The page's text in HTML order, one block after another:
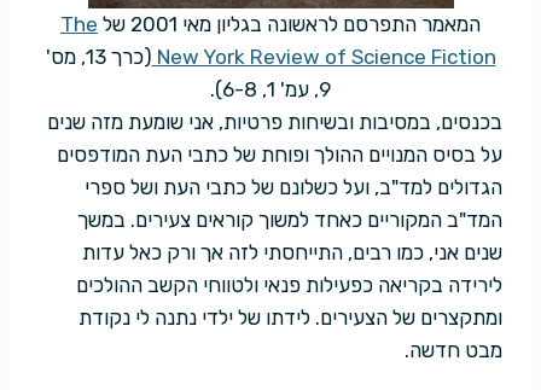
המאמר התפרסם לראשונה בגליון מאי 2001 של
The
New York Review of Science Fiction
(כרך 13, מס'
9, עמ' 1, 6-8).
בכנסים, במסיבות ובשיחות פרטיות, אני שומעת מזה שנים
על בסיס המנויים ההולך ופוחת של כתבי העת המודפסים
הגדולים למד"ב, ועל כשלונם של כתבי העת ושל ספרי
המד"ב המקוריים כאחד למשוך קוראים צעירים. במשך
שנים אני, כמו רבים, התייחסתי לזה אך ורק כאל עדות
לירידה בקריאה כפעילות פנאי ולטווחי הקשב ההולכים
ומתקצרים של הצעירים. לידתו של ילדי נתנה לי נקודת
מבט חדשה.